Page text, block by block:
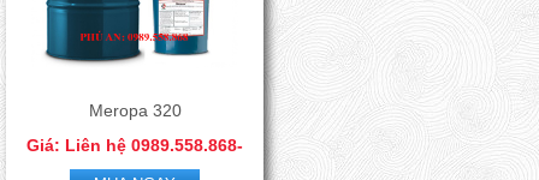
Meropa 320
Giá: Liên hệ 0989.558.868-